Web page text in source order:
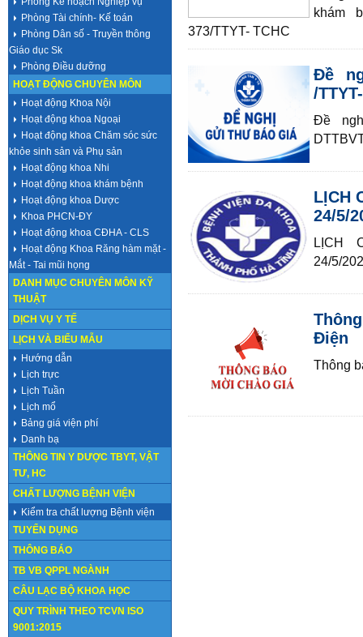
Phòng Tài chính- Kế toán
Phòng Dân số - Truyền thông
Giáo dục Sk
Phòng Điều dưỡng
HOẠT ĐỘNG CHUYÊN MÔN
Hoạt động Khoa Nội
Hoạt động khoa Ngoại
Hoạt động khoa Chăm sóc sức
khỏe sinh sản và Phụ sản
Hoạt động khoa Nhi
Hoạt động khoa khám bệnh
Hoạt động khoa Dược
Khoa PHCN-ĐY
Hoạt động khoa CĐHA - CLS
Hoạt động Khoa Răng hàm mặt -
Mắt - Tai mũi họng
DANH MỤC CHUYÊN MÔN KỸ
THUẬT
DỊCH VỤ Y TẾ
LỊCH VÀ BIỂU MẪU
Hướng dẫn
Lịch trực
Lịch Tuần
Lịch mổ
Bảng giá viện phí
Danh bạ
THÔNG TIN Y DƯỢC TBYT, VẬT
TƯ, HC
CHẤT LƯỢNG BỆNH VIỆN
Kiểm tra chất lượng Bệnh viện
TUYỂN DỤNG
THÔNG BÁO
TB VB QPPL NGÀNH
CÂU LẠC BỘ KHOA HỌC
QUY TRÌNH THEO TCVN ISO
9001:2015
khám
373/TTYT- TCHC
Đề
/
Đề
LỊCH
24/5/
LỊCH
24/5/
Điện
Thông